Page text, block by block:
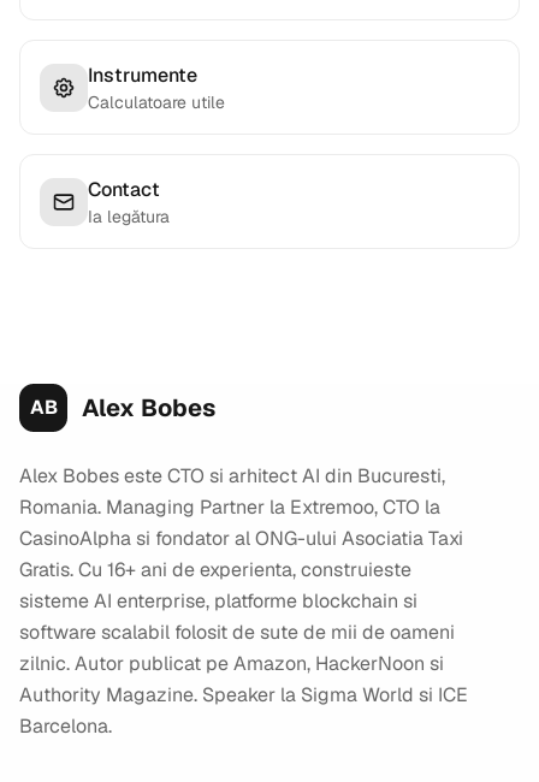
Instrumente
Calculatoare utile
Contact
Ia legătura
AB Alex Bobes
Alex Bobes este CTO si arhitect AI din Bucuresti,
Romania. Managing Partner la Extremoo, CTO la
CasinoAlpha si fondator al ONG-ului Asociatia Taxi
Gratis. Cu 16+ ani de experienta, construieste
sisteme AI enterprise, platforme blockchain si
software scalabil folosit de sute de mii de oameni
zilnic. Autor publicat pe Amazon, HackerNoon si
Authority Magazine. Speaker la Sigma World si ICE
Barcelona.